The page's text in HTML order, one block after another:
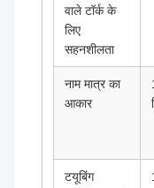
वाले टॉर्क के
लिए
सहनशीलता
नाम मात्र का
आकार
टयूबिंग